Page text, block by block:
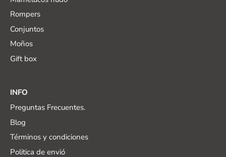
Rompers
Conjuntos
Moños
Gift box
INFO
Preguntas Frecuentes.
Blog
Términos y condiciones
Politica de envió